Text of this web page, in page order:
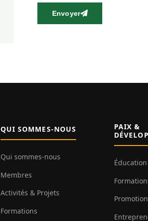
Envoyer
QUI SOMMES-NOUS
Qui sommes-nous
Membres
Activités & Projets
Formations
PAIX &
Éducation